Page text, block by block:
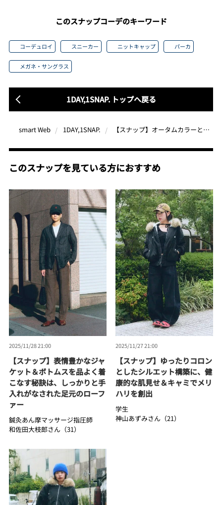
このスナップコーデのキーワード
コーデュロイ スニーカー ニットキャップ パーカ
メガネ・サングラス
1DAY,1SNAP. トップへ戻る
smart Web 1DAY,1SNAP. 【スナップ】オータムカラーと秋冬素材のレイヤリング…“テック一辺倒じゃない”足し引き算が光る
このスナップを見ている方におすすめ
2025/11/28 21:00
【スナップ】表情豊かなジャ
ケット＆ボトムスを品よく着
こなす秘訣は、しっかりと手
入れがなされた足元のローフ
ァー
鍼灸あん摩マッサージ指圧師
和佐田大枝郎さん（31）
2025/11/27 21:00
【スナップ】ゆったりコロン
としたシルエット構築に、健
康的な肌見せ＆キャミでメリ
ハリを創出
学生
神山あずみさん（21）